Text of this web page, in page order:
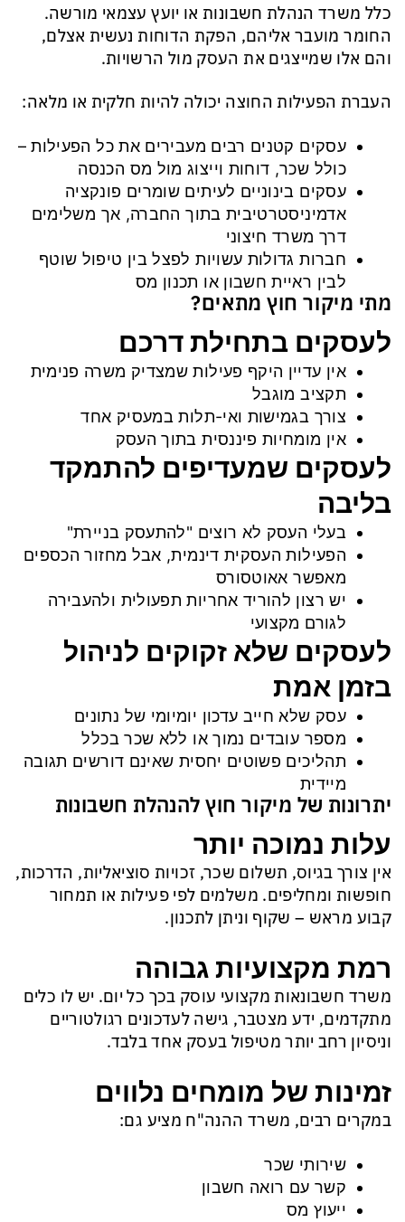
כלל משרד הנהלת חשבונות או יועץ עצמאי מורשה.
החומר מועבר אליהם, הפקת הדוחות נעשית אצלם,
והם אלו שמייצגים את העסק מול הרשויות.
העברת הפעילות החוצה יכולה להיות חלקית או מלאה:
עסקים קטנים רבים מעבירים את כל הפעילות –
כולל שכר, דוחות וייצוג מול מס הכנסה
עסקים בינוניים לעיתים שומרים פונקציה
אדמיניסטרטיבית בתוך החברה, אך משלימים
דרך משרד חיצוני
חברות גדולות עשויות לפצל בין טיפול שוטף
לבין ראיית חשבון או תכנון מס
מתי מיקור חוץ מתאים?
לעסקים בתחילת דרכם
אין עדיין היקף פעילות שמצדיק משרה פנימית
תקציב מוגבל
צורך בגמישות ואי-תלות במעסיק אחד
אין מומחיות פיננסית בתוך העסק
לעסקים שמעדיפים להתמקד
בליבה
בעלי העסק לא רוצים "להתעסק בניירת"
הפעילות העסקית דינמית, אבל מחזור הכספים
מאפשר אאוטסורס
יש רצון להוריד אחריות תפעולית ולהעבירה
לגורם מקצועי
לעסקים שלא זקוקים לניהול
בזמן אמת
עסק שלא חייב עדכון יומיומי של נתונים
מספר עובדים נמוך או ללא שכר בכלל
תהליכים פשוטים יחסית שאינם דורשים תגובה
מיידית
יתרונות של מיקור חוץ להנהלת חשבונות
עלות נמוכה יותר
אין צורך בגיוס, תשלום שכר, זכויות סוציאליות, הדרכות,
חופשות ומחליפים. משלמים לפי פעילות או תמחור
קבוע מראש – שקוף וניתן לתכנון.
רמת מקצועיות גבוהה
משרד חשבונאות מקצועי עוסק בכך כל יום. יש לו כלים
מתקדמים, ידע מצטבר, גישה לעדכונים רגולטוריים
וניסיון רחב יותר מטיפול בעסק אחד בלבד.
זמינות של מומחים נלווים
במקרים רבים, משרד ההנה"ח מציע גם:
שירותי שכר
קשר עם רואה חשבון
ייעוץ מס